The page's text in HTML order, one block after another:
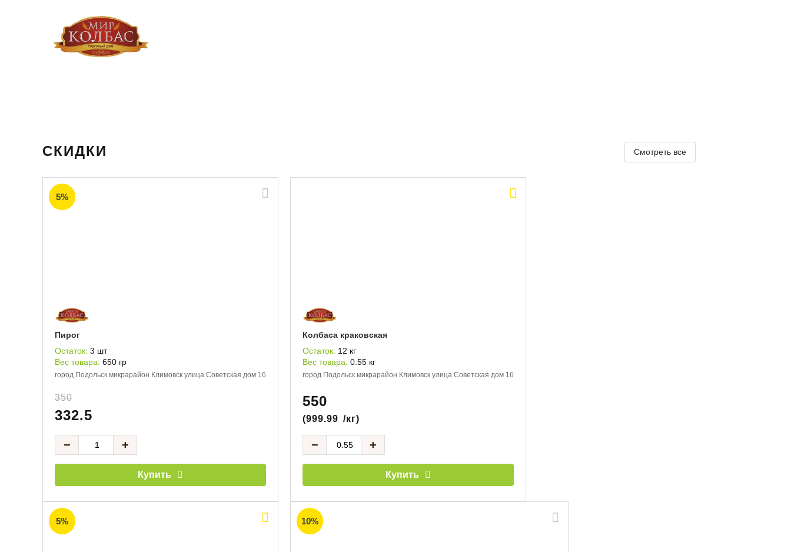
СКИДКИ Смотреть все
5%
Пирог
Остаток: 3 шт
Вес товара: 650 гр
город Подольск микрарайон Климовск улица Советская дом 16
350
332.5
− +
Купить
Колбаса краковская
Остаток: 12 кг
Вес товара: 0.55 кг
город Подольск микрарайон Климовск улица Советская дом 16
550
(999.99 /кг)
− +
Купить
5% 10%